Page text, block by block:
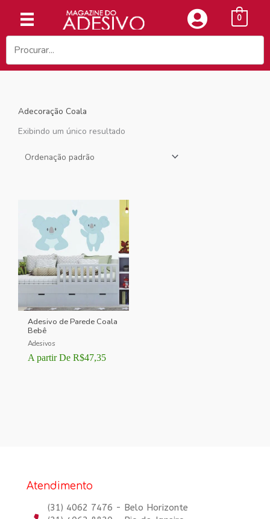
conteúdo
0
Adecoração Coala
Exibindo um único resultado
Adesivo de Parede Coala
Bebê
Adesivos
A partir De R$47,35
Atendimento
(31) 4062 7476 - Belo Horizonte